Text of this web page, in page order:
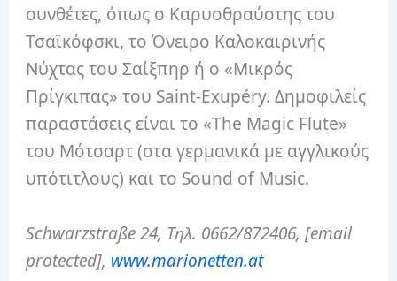
συνθέτες, όπως ο Καρυοθραύστης του
Τσαϊκόφσκι, το Όνειρο Καλοκαιρινής
Νύχτας του Σαίξπηρ ή ο «Μικρός
Πρίγκιπας» του Saint-Exupéry. Δημοφιλείς
παραστάσεις είναι το «The Magic Flute»
του Μότσαρτ (στα γερμανικά με αγγλικούς
υπότιτλους) και το Sound of Music.
Schwarzstraße 24, Τηλ. 0662/872406, [email
protected], www.marionetten.at